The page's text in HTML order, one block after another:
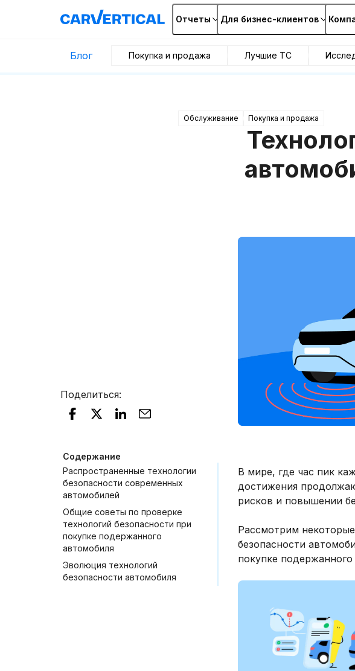
Отчеты Для бизнес-клиентов
Блог Покупка и продажа Лучшие ТС
Обслуживание Покупка и продажа
Поделиться:
Содержание
Распространенные технологии
безопасности современных
автомобилей
Общие советы по проверке
технологий безопасности при
покупке подержанного
автомобиля
Эволюция технологий
безопасности автомобиля
В мире, где час пик
достижения
рисков и повышении
Рассмотрим
безопасности
покупке подержанного